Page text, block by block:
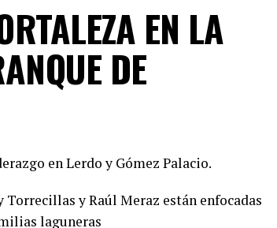
EN LA
DE
en Lerdo y Gómez Palacio.
Torrecillas y Raúl Meraz están enfocadas
laguneras